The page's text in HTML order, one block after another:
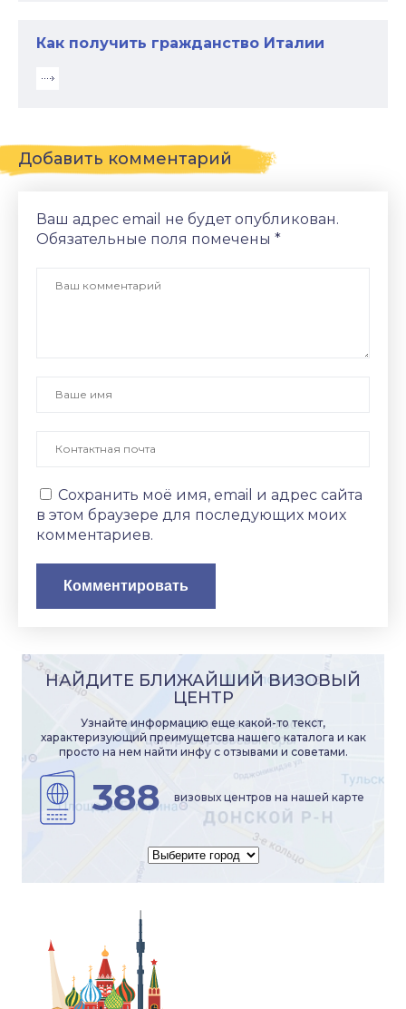
Как получить гражданство Италии
Добавить комментарий
Ваш адрес email не будет опубликован.
Обязательные поля помечены *
Сохранить моё имя, email и адрес сайта
в этом браузере для последующих моих
комментариев.
НАЙДИТЕ БЛИЖАЙШИЙ ВИЗОВЫЙ
ЦЕНТР
Узнайте информацию еще какой-то текст,
характеризующий преимущетсва нашего каталога и как
просто на нем найти инфу с отзывами и советами.
388 визовых центров на нашей карте